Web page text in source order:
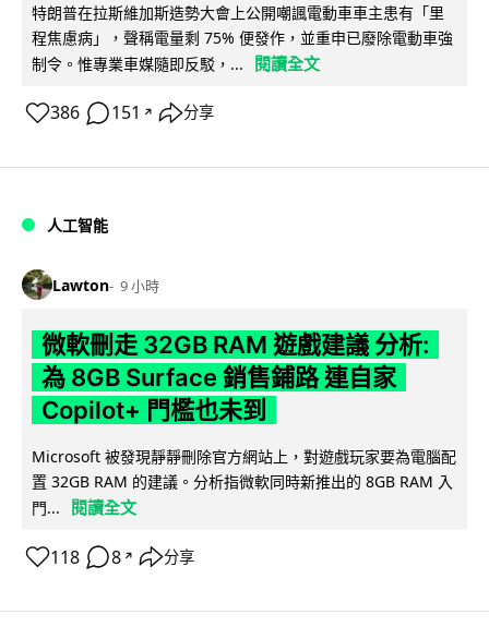
特朗普在拉斯維加斯造勢大會上公開嘲諷電動車車主患有「里
程焦慮病」，聲稱電量剩 75% 便發作，並重申已廢除電動車強
制令。惟專業車媒隨即反駁，...
閱讀全文
386 151 ↗ 分享
人工智能
Lawton 9 小時
微軟刪走 32GB RAM 遊戲建議 分析:
為 8GB Surface 銷售鋪路 連自家
Copilot+ 門檻也未到
Microsoft 被發現靜靜刪除官方網站上，對遊戲玩家要為電腦配
置 32GB RAM 的建議。分析指微軟同時新推出的 8GB RAM 入
門...
閱讀全文
118 8 ↗ 分享